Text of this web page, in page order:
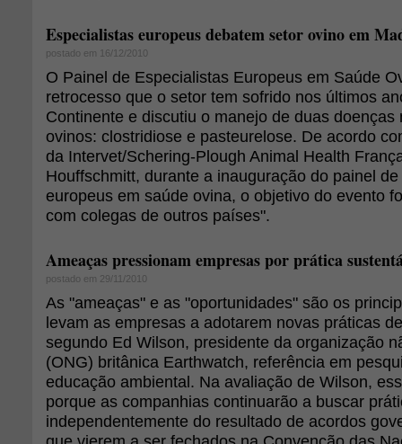
Especialistas europeus debatem setor ovino em
postado em 16/12/2010
O Painel de Especialistas Europeus em Saúde
retrocesso que o setor tem sofrido nos últimos
Continente e discutiu o manejo de duas doenças
ovinos: clostridiose e pasteurelose. De acordo
da Intervet/Schering-Plough Animal Health
Houffschmitt, durante a inauguração do painel
europeus em saúde ovina, o objetivo do evento
com colegas de outros países".
Ameaças pressionam empresas por prática
postado em 29/11/2010
As "ameaças" e as "oportunidades" são os
levam as empresas a adotarem novas práticas
segundo Ed Wilson, presidente da organização
(ONG) britânica Earthwatch, referência em
educação ambiental. Na avaliação de Wilson,
porque as companhias continuarão a buscar
independentemente do resultado de acordos